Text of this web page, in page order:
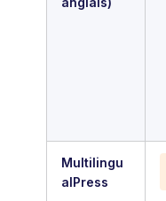
Multilingu
alPress